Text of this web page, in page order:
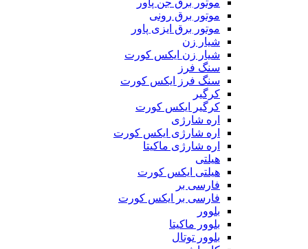
موتور برق رونی
موتور برق ایزی پاور
شیار زن
شیار زن ایکس کورت
سنگ فرز
سنگ فرز ایکس کورت
کرگیر
کرگیر ایکس کورت
اره شارژی
اره شارژی ایکس کورت
اره شارژی ماکیتا
هیلتی
هیلتی ایکس کورت
فارسی بر
فارسی بر ایکس کورت
بلوور
بلوور ماکیتا
بلوور توتال